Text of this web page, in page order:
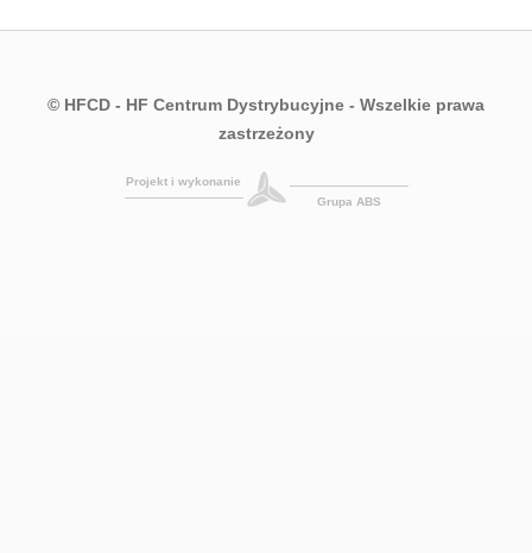
© HFCD - HF Centrum Dystrybucyjne - Wszelkie prawa
zastrzeżony
Projekt i wykonanie
Grupa ABS